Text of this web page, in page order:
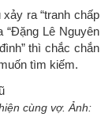
ra “tranh chấp
“Đặng Lê Nguyên
thì chắc chắn
tìm kiếm.
cùng vợ. Ảnh: